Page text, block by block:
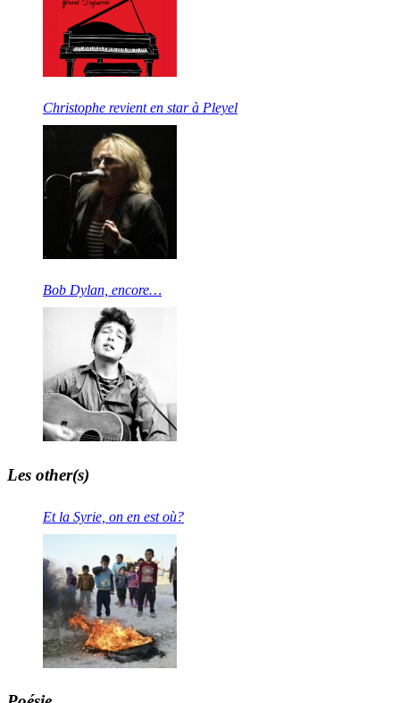
Christophe revient en star à Pleyel
Bob Dylan, encore…
Les other(s)
Et la Syrie, on en est où?